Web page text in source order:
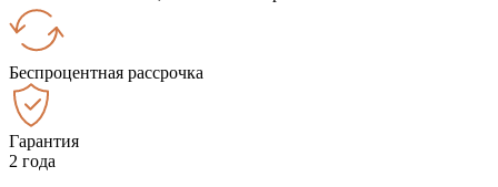
Беспроцентная рассрочка
Гарантия
2 года